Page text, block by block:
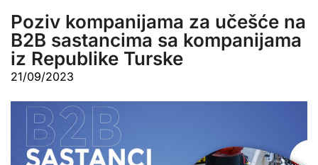
Poziv kompanijama za učešće na
B2B sastancima sa kompanijama
iz Republike Turske
21/09/2023